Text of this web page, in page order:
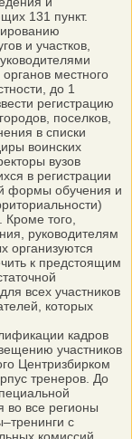
131 пункт.
и участков,
местного
до 1
регистрацию
поселков,
в списки
воинских
вузов
в регистрации
формы обучения и
того,
руководителям
организуются
к предстоящим
всех участников
которых
кадров
участников
Центризбирком
тренеров. До
во все регионы
с